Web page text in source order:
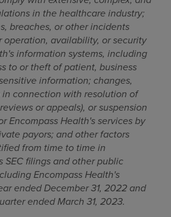
in the healthcare industry;
breaches, or other incidents
availability, or security
information systems, including
to or theft of patient, business
information; changes,
connection with resolution of
or appeals), or suspension
Encompass Health's services by
payors; and other factors
from time to time in
SEC filings and other public
Encompass Health's
ended December 31, 2022 and
ended March 31, 2023.